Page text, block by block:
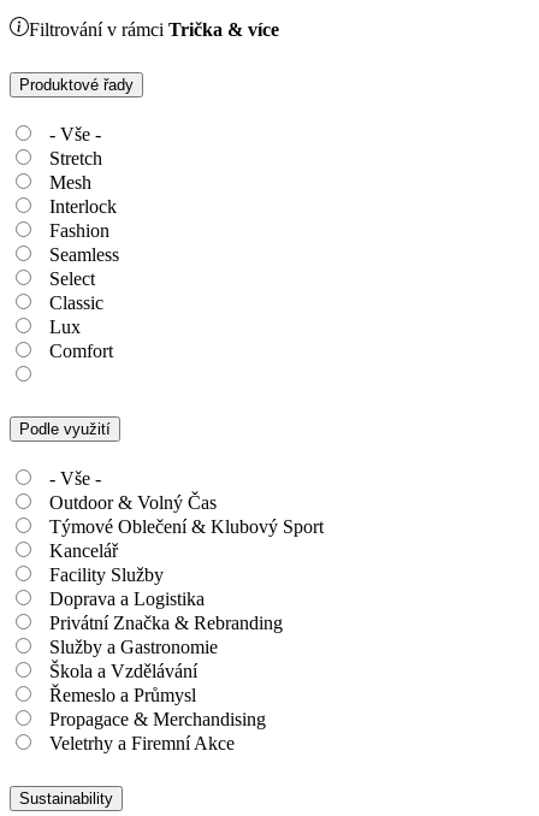
Filtrování v rámci Trička & více
Produktové řady
- Vše -
Stretch
Mesh
Interlock
Fashion
Seamless
Select
Classic
Lux
Comfort
Podle využití
- Vše -
Outdoor & Volný Čas
Týmové Oblečení & Klubový Sport
Kancelář
Facility Služby
Doprava a Logistika
Privátní Značka & Rebranding
Služby a Gastronomie
Škola a Vzdělávání
Řemeslo a Průmysl
Propagace & Merchandising
Veletrhy a Firemní Akce
Sustainability